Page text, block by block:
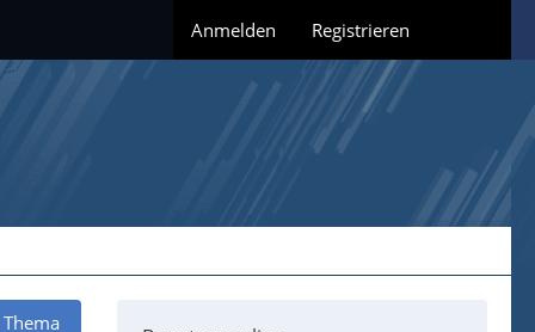
Anmelden Registrieren